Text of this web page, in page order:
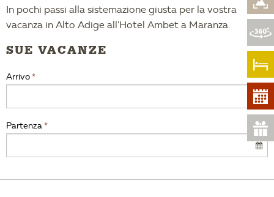
In pochi passi alla sistemazione giusta per la vostra
vacanza in Alto Adige all'Hotel Ambet a Maranza.
SUE VACANZE
Arrivo
Partenza